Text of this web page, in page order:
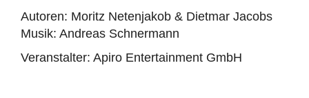
Autoren: Moritz Netenjakob & Dietmar Jacobs
Musik: Andreas Schnermann
Veranstalter: Apiro Entertainment GmbH